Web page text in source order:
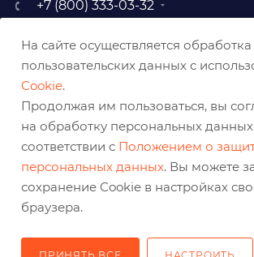
+7 (800) 333-03-32
baz@belabraziv.ru
308009, Россия, г. Белгород,
На сайте осуществляется обработка
пользовательских данных с
Cookie.
Продолжая им пользоваться, вы
на обработку персональных
соответствии с Положением о
персональных данных. Вы можете
сохранение Cookie в настройках
браузера.